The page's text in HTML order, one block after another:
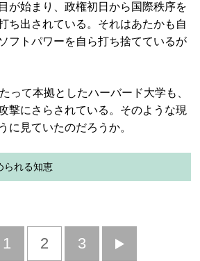
が始まり、政権初日から国際秩序を
ち出されている。それはあたかも自
フトパワーを自ら打ち捨てているが
って本拠としたハーバード大学も、
撃にさらされている。そのような現
に見ていたのだろうか。
られる知恵
前
1 2 3